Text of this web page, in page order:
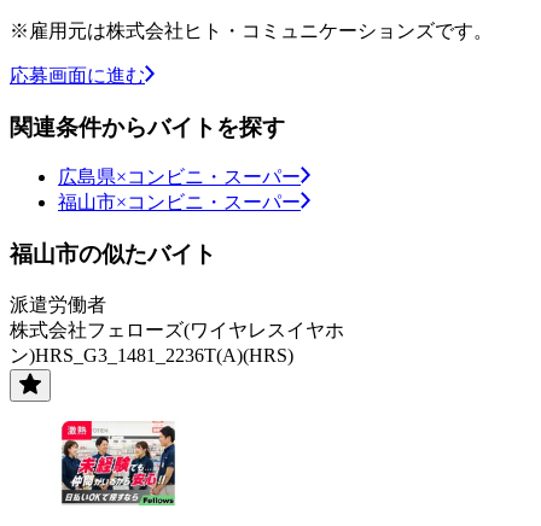
※雇用元は株式会社ヒト・コミュニケーションズです。
応募画面に進む
関連条件からバイトを探す
広島県×コンビニ・スーパー
福山市×コンビニ・スーパー
福山市の似たバイト
派遣労働者
株式会社フェローズ(ワイヤレスイヤホ
ン)HRS_G3_1481_2236T(A)(HRS)